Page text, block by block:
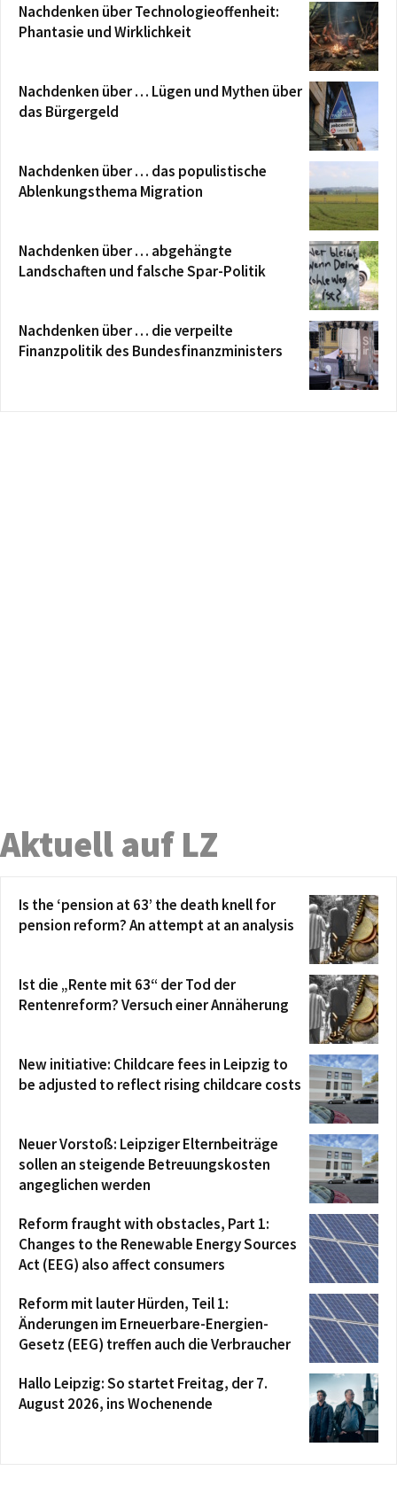
Nachdenken über Technologieoffenheit:
Phantasie und Wirklichkeit
Nachdenken über … Lügen und Mythen über
das Bürgergeld
Nachdenken über … das populistische
Ablenkungsthema Migration
Nachdenken über … abgehängte
Landschaften und falsche Spar-Politik
Nachdenken über … die verpeilte
Finanzpolitik des Bundesfinanzministers
Aktuell auf LZ
Is the ‘pension at 63’ the death knell for
pension reform? An attempt at an analysis
Ist die „Rente mit 63“ der Tod der
Rentenreform? Versuch einer Annäherung
New initiative: Childcare fees in Leipzig to
be adjusted to reflect rising childcare costs
Neuer Vorstoß: Leipziger Elternbeiträge
sollen an steigende Betreuungskosten
angeglichen werden
Reform fraught with obstacles, Part 1:
Changes to the Renewable Energy Sources
Act (EEG) also affect consumers
Reform mit lauter Hürden, Teil 1:
Änderungen im Erneuerbare-Energien-
Gesetz (EEG) treffen auch die Verbraucher
Hallo Leipzig: So startet Freitag, der 7.
August 2026, ins Wochenende